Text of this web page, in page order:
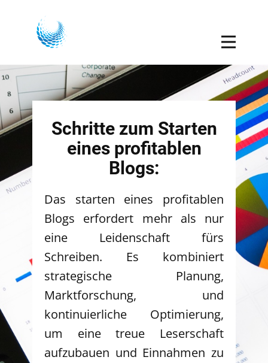
Schritte zum Starten
eines profitablen
Blogs:
Das starten eines profitablen
Blogs erfordert mehr als nur
eine Leidenschaft fürs
Schreiben. Es kombiniert
strategische Planung,
Marktforschung, und
kontinuierliche Optimierung,
um eine treue Leserschaft
aufzubauen und Einnahmen zu